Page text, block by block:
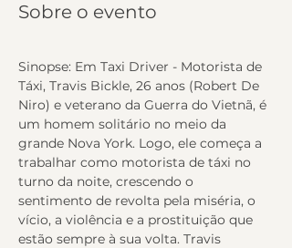
Sobre o evento
Sinopse: Em Taxi Driver - Motorista de
Táxi, Travis Bickle, 26 anos (Robert De
Niro) e veterano da Guerra do Vietnã, é
um homem solitário no meio da
grande Nova York. Logo, ele começa a
trabalhar como motorista de táxi no
turno da noite, crescendo o
sentimento de revolta pela miséria, o
vício, a violência e a prostituição que
estão sempre à sua volta. Travis